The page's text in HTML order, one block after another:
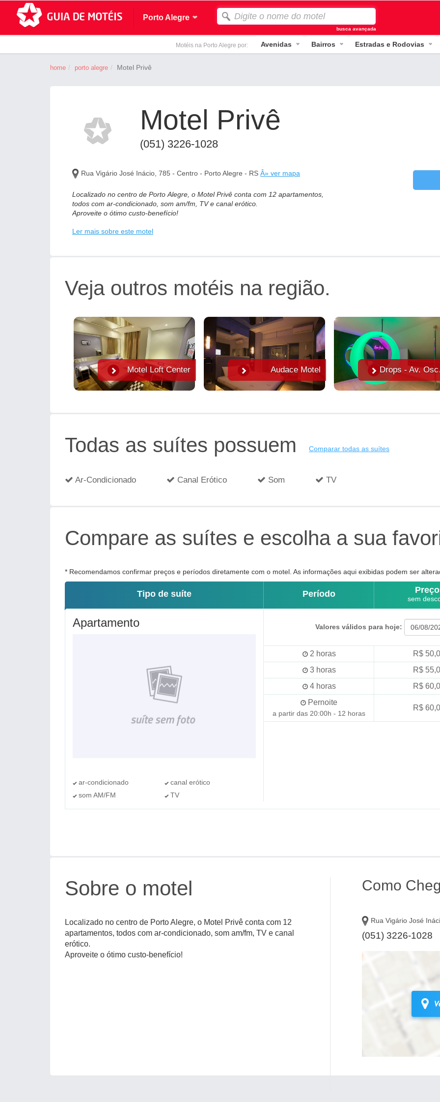
Porto Alegre
busca avançada
Motéis na Porto Alegre por: Avenidas Bairros Estradas e Rodovias
home porto alegre Motel Privê
Motel Privê
(051) 3226-1028
Rua Vigário José Inácio, 785 - Centro - Porto Alegre - RS Â» ver mapa
Localizado no centro de Porto Alegre, o Motel Privê conta com 12 apartamentos,
todos com ar-condicionado, som am/fm, TV e canal erótico.
Aproveite o ótimo custo-benefício!
Ler mais sobre este motel
Veja outros motéis na região.
Motel Loft Center Audace Motel
Todas as suítes possuem Comparar todas as suítes
Ar-Condicionado Canal Erótico Som TV
Compare as suítes e escolha a sua
* Recomendamos confirmar preços e períodos diretamente com o motel. As informações aqui exibidas podem ser
Tipo de suíte Período sem
Apartamento
ar-condicionado
canal erótico
som AM/FM
TV
Valores válidos para hoje:
2 horas R$
3 horas R$
4 horas R$
Pernoite
a partir das 20:00h - 12 horas
R$
Sobre o motel
Localizado no centro de Porto Alegre, o Motel Privê conta com 12
apartamentos, todos com ar-condicionado, som am/fm, TV e canal
erótico.
Aproveite o ótimo custo-benefício!
Como
Rua Vigário José
(051) 3226-1028